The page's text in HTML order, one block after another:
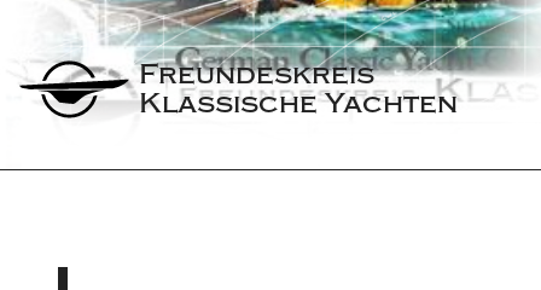
Freundeskreis
Klassische Yachten